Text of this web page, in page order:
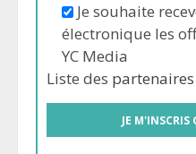
Je souhaite
électronique les
YC Media
Liste des partenaires